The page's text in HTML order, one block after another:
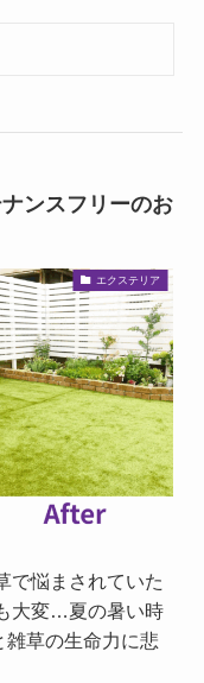
ンスフリーのお
エクステリア
で悩まされていた
大変…夏の暑い時
草の生命力に悲